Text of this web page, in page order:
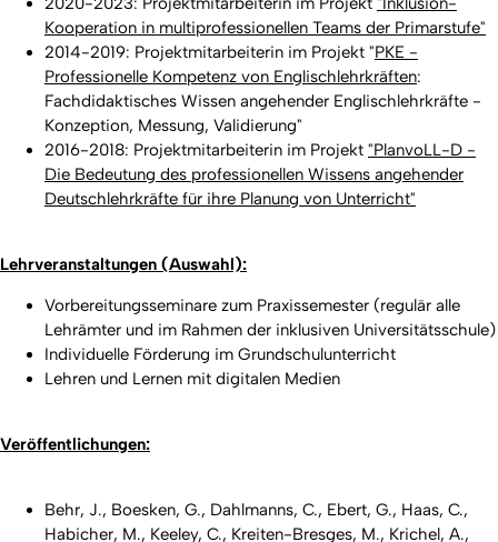
Kooperation in multiprofessionellen Teams der Primarstufe"
2014-2019: Projektmitarbeiterin im Projekt "PKE -
Professionelle Kompetenz von Englischlehrkräften:
Fachdidaktisches Wissen angehender Englischlehrkräfte -
Konzeption, Messung, Validierung"
2016-2018: Projektmitarbeiterin im Projekt "PlanvoLL-D -
Die Bedeutung des professionellen Wissens angehender
Deutschlehrkräfte für ihre Planung von Unterricht"
Lehrveranstaltungen (Auswahl):
Vorbereitungsseminare zum Praxissemester (regulär alle
Lehrämter und im Rahmen der inklusiven Universitätsschule)
Individuelle Förderung im Grundschulunterricht
Lehren und Lernen mit digitalen Medien
Veröffentlichungen:
Behr, J., Boesken, G., Dahlmanns, C., Ebert, G., Haas, C.,
Habicher, M., Keeley, C., Kreiten-Bresges, M., Krichel, A.,